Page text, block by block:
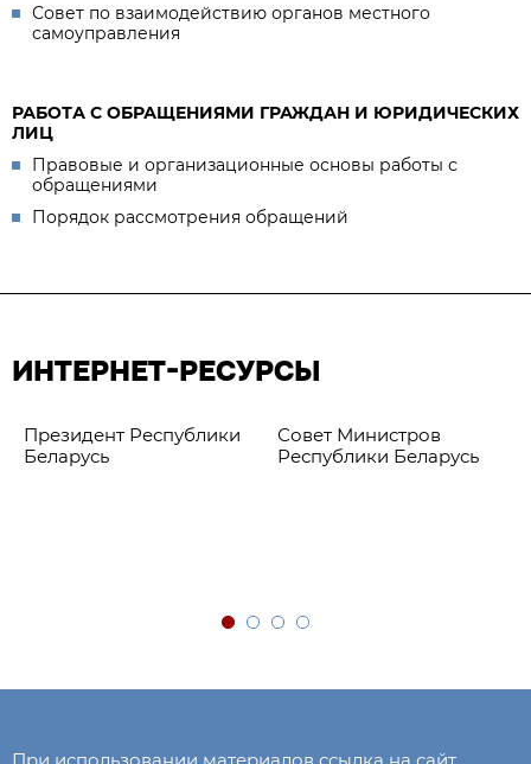
Совет по взаимодействию органов местного
самоуправления
РАБОТА С ОБРАЩЕНИЯМИ ГРАЖДАН И ЮРИДИЧЕСКИХ
ЛИЦ
Правовые и организационные основы работы с
обращениями
Порядок рассмотрения обращений
ИНТЕРНЕТ-РЕСУРСЫ
Президент Республики
Беларусь
Совет Министров
Республики Беларусь